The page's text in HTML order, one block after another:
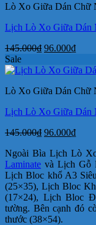
Lò Xo Giữa Dán Chữ
Lịch Lò Xo Giữa Dán
145.000₫ Giá
là:
96.000₫Giá
tại
Sale
Lò Xo Giữa Dán Chữ
Lịch Lò Xo Giữa Dán
145.000₫ Giá
là:
145.000₫.
96.000₫Giá
tại
là:
Ngoài Bìa Lịch Lò
Laminate và Lịch Gỗ
Lịch Bloc khổ A3
(25×35), Lịch Bloc
(17×24), Lịch Bloc
tường. Bên cạnh đó
thước (38×54).